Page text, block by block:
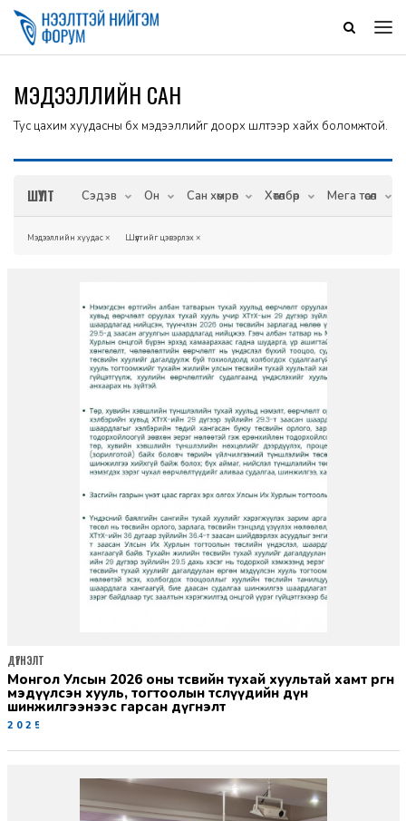
МЭДЭЭЛЛИЙН САН
Тус цахим хуудасны бүх мэдээллийг доорх шүүлтээр хайх боломжтой.
ШҮҮЛТ Сэдэв Он Сан хөмрөг Хөтөлбөр Мега төсөл
Мэдээллийн хуудас× Шүүлтийг цэвэрлэх×
Монгол Улсын 2026 оны төсвийн тухай хуультай хамт өргөн
мэдүүлсэн хууль, тогтоолын төслүүдийн дүн
шинжилгээнээс гарсан дүгнэлт
2025-10-28
ДҮГНЭЛТ